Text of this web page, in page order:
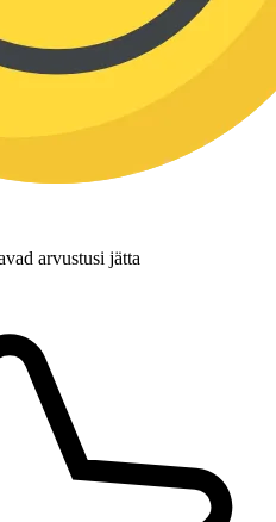
arvustusi jätta